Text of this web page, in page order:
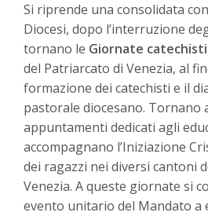
Si riprende una consolidata
Diocesi, dopo l’interruzione
tornano le Giornate
del Patriarcato di Venezia, al
formazione dei catechisti e il
pastorale diocesano. Tornano
appuntamenti dedicati agli
accompagnano l’Iniziazione
dei ragazzi nei diversi cantoni
Venezia. A queste giornate si
evento unitario del Mandato a